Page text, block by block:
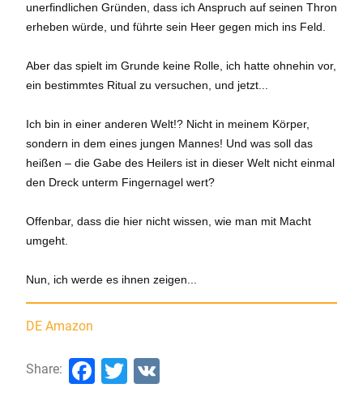
unerfindlichen Gründen, dass ich Anspruch auf seinen Thron
erheben würde, und führte sein Heer gegen mich ins Feld.
Aber das spielt im Grunde keine Rolle, ich hatte ohnehin vor,
ein bestimmtes Ritual zu versuchen, und jetzt...
Ich bin in einer anderen Welt!? Nicht in meinem Körper,
sondern in dem eines jungen Mannes! Und was soll das
heißen – die Gabe des Heilers ist in dieser Welt nicht einmal
den Dreck unterm Fingernagel wert?
Offenbar, dass die hier nicht wissen, wie man mit Macht
umgeht.
Nun, ich werde es ihnen zeigen...
DE Amazon
Share: Facebook
Twitter